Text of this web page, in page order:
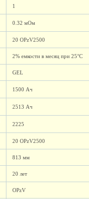
1
0.32 мОм
20 OPzV2500
2% емкости в месяц при 25°C
GEL
1500 Ач
2513 Ач
2225
20 OPzV2500
813 мм
20 лет
OPzV